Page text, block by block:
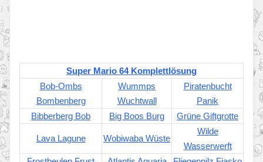
Super Mario 64 Komplettlösung
Bob-Ombs
Bombenberg
Wummps
Wuchtwall
Piratenbucht
Panik
Bibberberg Bob
Big Boos Burg Grüne Giftgrotte
Lava Lagune Wobiwaba Wüste
Wilde
Wasserwerft